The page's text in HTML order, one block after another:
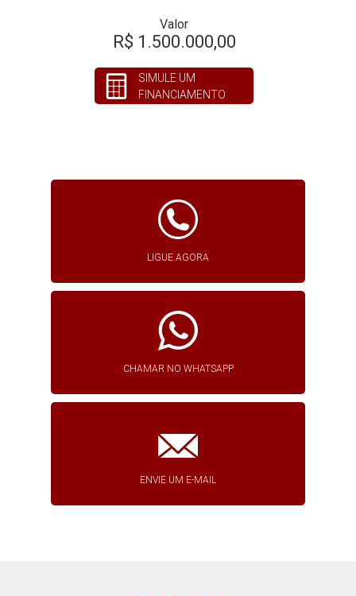
Valor
R$ 1.500.000,00
SIMULE UM
FINANCIAMENTO
LIGUE AGORA
CHAMAR NO WHATSAPP
ENVIE UM E-MAIL